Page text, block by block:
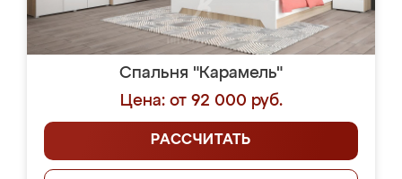
Спальня "Карамель"
Цена: от 92 000 руб.
РАССЧИТАТЬ